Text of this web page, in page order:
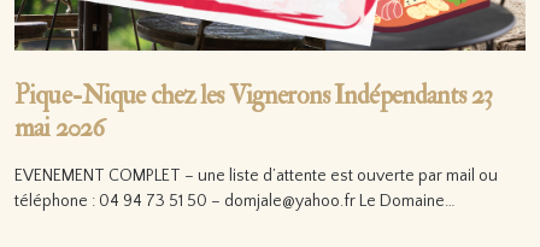
Pique-Nique chez les Vignerons Indépendants 23
mai 2026
EVENEMENT COMPLET – une liste d’attente est ouverte par mail ou
téléphone : 04 94 73 51 50 – domjale@yahoo.fr Le Domaine…